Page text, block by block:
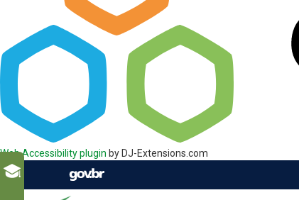
Web Accessibility plugin by DJ-Extensions.com